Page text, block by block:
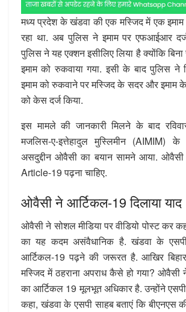
मध्य प्रदेश के खंडवा की एक मस्जिद में एक
रहा था. अब पुलिस ने इमाम पर एफआईआर
पुलिस ने यह एक्शन इसीलिए लिया है क्योंकि
इमाम को रुकवाया गया. इसी के बाद पुलिस ने
इमाम को रुकवाने पर मस्जिद के सदर और इमाम
को केस दर्ज किया.
इस मामले की जानकारी मिलने के बाद
मजलिस-ए-इत्तेहादुल मुस्लिमीन (AIMIM)
असदुद्दीन ओवैसी का बयान सामने आया.
Article-19 पढ़ना चाहिए.
ओवैसी ने आर्टिकल-19 दिलाया याद
ओवैसी ने सोशल मीडिया पर वीडियो पोस्ट कर
का यह कदम असंवैधानिक है. खंडवा के
आर्टिकल-19 पढ़ने की जरूरत है. आखिर
मस्जिद में ठहराना अपराध कैसे हो गया? ओवैसी
का आर्टिकल 19 मूलभूत अधिकार है. उन्होंने
कहा, खंडवा के एसपी साहब बताएं कि बीएनएस